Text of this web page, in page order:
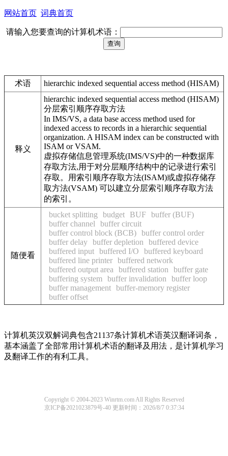
网站首页 词典首页
请输入您要查询的计算机术语：
术语 hierarchic indexed sequential access method (HISAM)
释义
hierarchic indexed sequential access method (HISAM)
分层索引顺序存取方法
In IMS/VS, a data base access method used for
indexed access to records in a hierarchic sequential
organization. A HISAM index can be constructed with
ISAM or VSAM.
虚拟存储信息管理系统(IMS/VS)中的一种数据库
存取方法,用于对分层顺序结构中的记录进行索引
存取。用索引顺序存取方法(ISAM)或虚拟存储存
取方法(VSAM) 可以建立分层索引顺序存取方法
的索引。
随便看
bucket splitting budget BUF buffer (BUF)
buffer channel
buffer circuit
buffer control block (BCB) buffer control order
buffer delay buffer depletion
buffered device
buffered input buffered I/O
buffered keyboard
buffered line printer buffered network
buffered output area
buffered station
buffer gate
buffering system
buffer invalidation
buffer loop
buffer management buffer-memory register
buffer offset
计算机英汉双解词典包含21137条计算机术语英汉翻译词条，
基本涵盖了全部常用计算机术语的翻译及用法，是计算机学习
及翻译工作的有利工具。
Copyright © 2004-2023 Winrtm.com All Rights Reserved
京ICP备2021023879号-40 更新时间：2026/8/7 0:37:34